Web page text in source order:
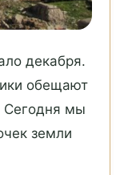
декабря.
обещают
Сегодня мы
земли